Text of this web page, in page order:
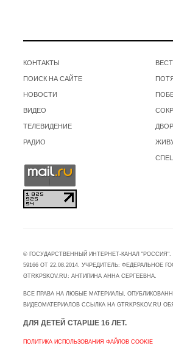
КОНТАКТЫ
ПОИСК НА САЙТЕ
НОВОСТИ
ВИДЕО
ТЕЛЕВИДЕНИЕ
РАДИО
© ГОСУДАРСТВЕННЫЙ ИНТЕРНЕТ-КАНАЛ
59166 ОТ 22.08.2014. УЧРЕДИТЕЛЬ:
GTRKPSKOV.RU: АНТИПИНА АННА СЕРГЕЕВНА.
ВСЕ ПРАВА НА ЛЮБЫЕ МАТЕРИАЛЫ,
ВИДЕОМАТЕРИАЛОВ ССЫЛКА НА GTRKPSKOV.RU
ДЛЯ ДЕТЕЙ СТАРШЕ 16 ЛЕТ.
ПОЛИТИКА ИСПОЛЬЗОВАНИЯ ФАЙЛОВ COOKIE